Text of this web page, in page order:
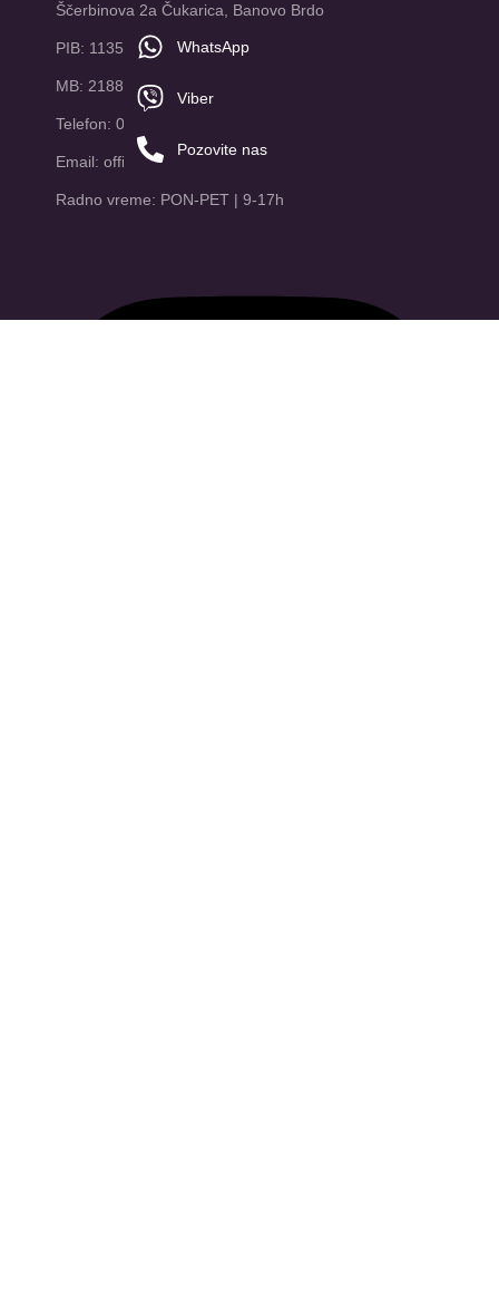
Ščerbinova 2a Čukarica, Banovo Brdo
PIB: 113517995
MB: 21881678
Telefon: 065/8047888
Email: office@onlynails.rs
Radno vreme: PON-PET | 9-17h
WhatsApp
Viber
Pozovite nas